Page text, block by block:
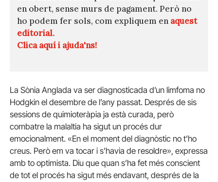
en obert, sense murs de pagament. Però no
ho podem fer sols, com expliquem en aquest
editorial.
Clica aquí i ajuda'ns!
La Sònia Anglada va ser diagnosticada d’un limfoma no
Hodgkin el desembre de l’any passat. Després de sis
sessions de quimioteràpia ja està curada, però
combatre la malaltia ha sigut un procés dur
emocionalment. «En el moment del diagnòstic no t’ho
creus. Però em va tocar i s’havia de resoldre», expressa
amb to optimista. Diu que quan s’ha fet més conscient
de tot el procés ha sigut més endavant, després de la